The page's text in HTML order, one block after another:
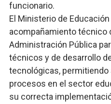
funcionario.
El Ministerio de
acompañamiento técnico
Administración Pública
técnicos y de desarrollo
tecnológicas,
procesos en el sector
su correcta